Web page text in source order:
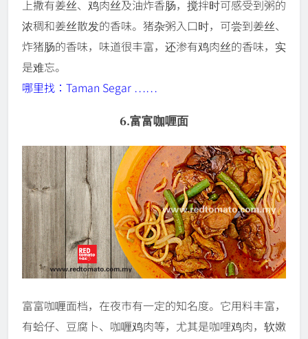
上撒有姜丝、鸡肉丝及油炸香肠，搅拌时可感受到粥的
浓稠和姜丝散发的香味。猪杂粥入口时，可尝到姜丝、
炸猪肠的香味，味道很丰富，还渗有鸡肉丝的香味，实
是难忘。
哪里找：Taman Segar ……
6.富富咖喱面
富富咖喱面档，在夜市有一定的知名度。它用料丰富，
有蛤仔、豆腐卜、咖喱鸡肉等，尤其是咖哩鸡肉，软嫩